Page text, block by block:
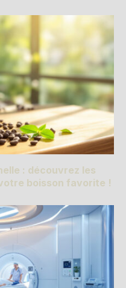
: découvrez les
boisson favorite !